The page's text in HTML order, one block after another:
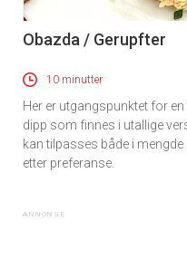
Obazda / Gerupfter
10 minutter
Her er utgangspunktet for
dipp som finnes i utallige
kan tilpasses både i
etter preferanse.